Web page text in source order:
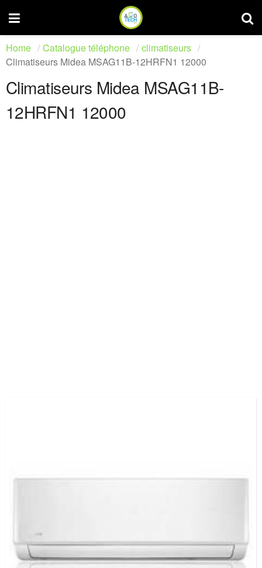
Home Catalogue téléphone
climatiseurs
Climatiseurs Midea MSAG11B-12HRFN1 12000
Climatiseurs Midea MSAG11B-
12HRFN1 12000